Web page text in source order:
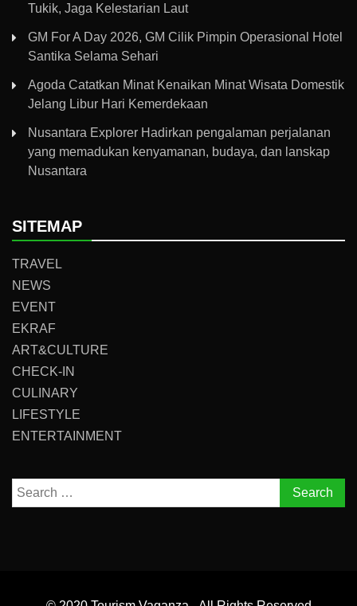
Tukik, Jaga Kelestarian Laut
GM For A Day 2026, GM Cilik Pimpin Operasional Hotel
Santika Selama Sehari
Agoda Catatkan Minat Kenaikan Minat Wisata Domestik
Jelang Libur Hari Kemerdekaan
Nusantara Explorer Hadirkan pengalaman perjalanan
yang memadukan kenyamanan, budaya, dan lanskap
Nusantara
SITEMAP
TRAVEL
NEWS
EVENT
EKRAF
ART&CULTURE
CHECK-IN
CULINARY
LIFESTYLE
ENTERTAINMENT
Search
for: